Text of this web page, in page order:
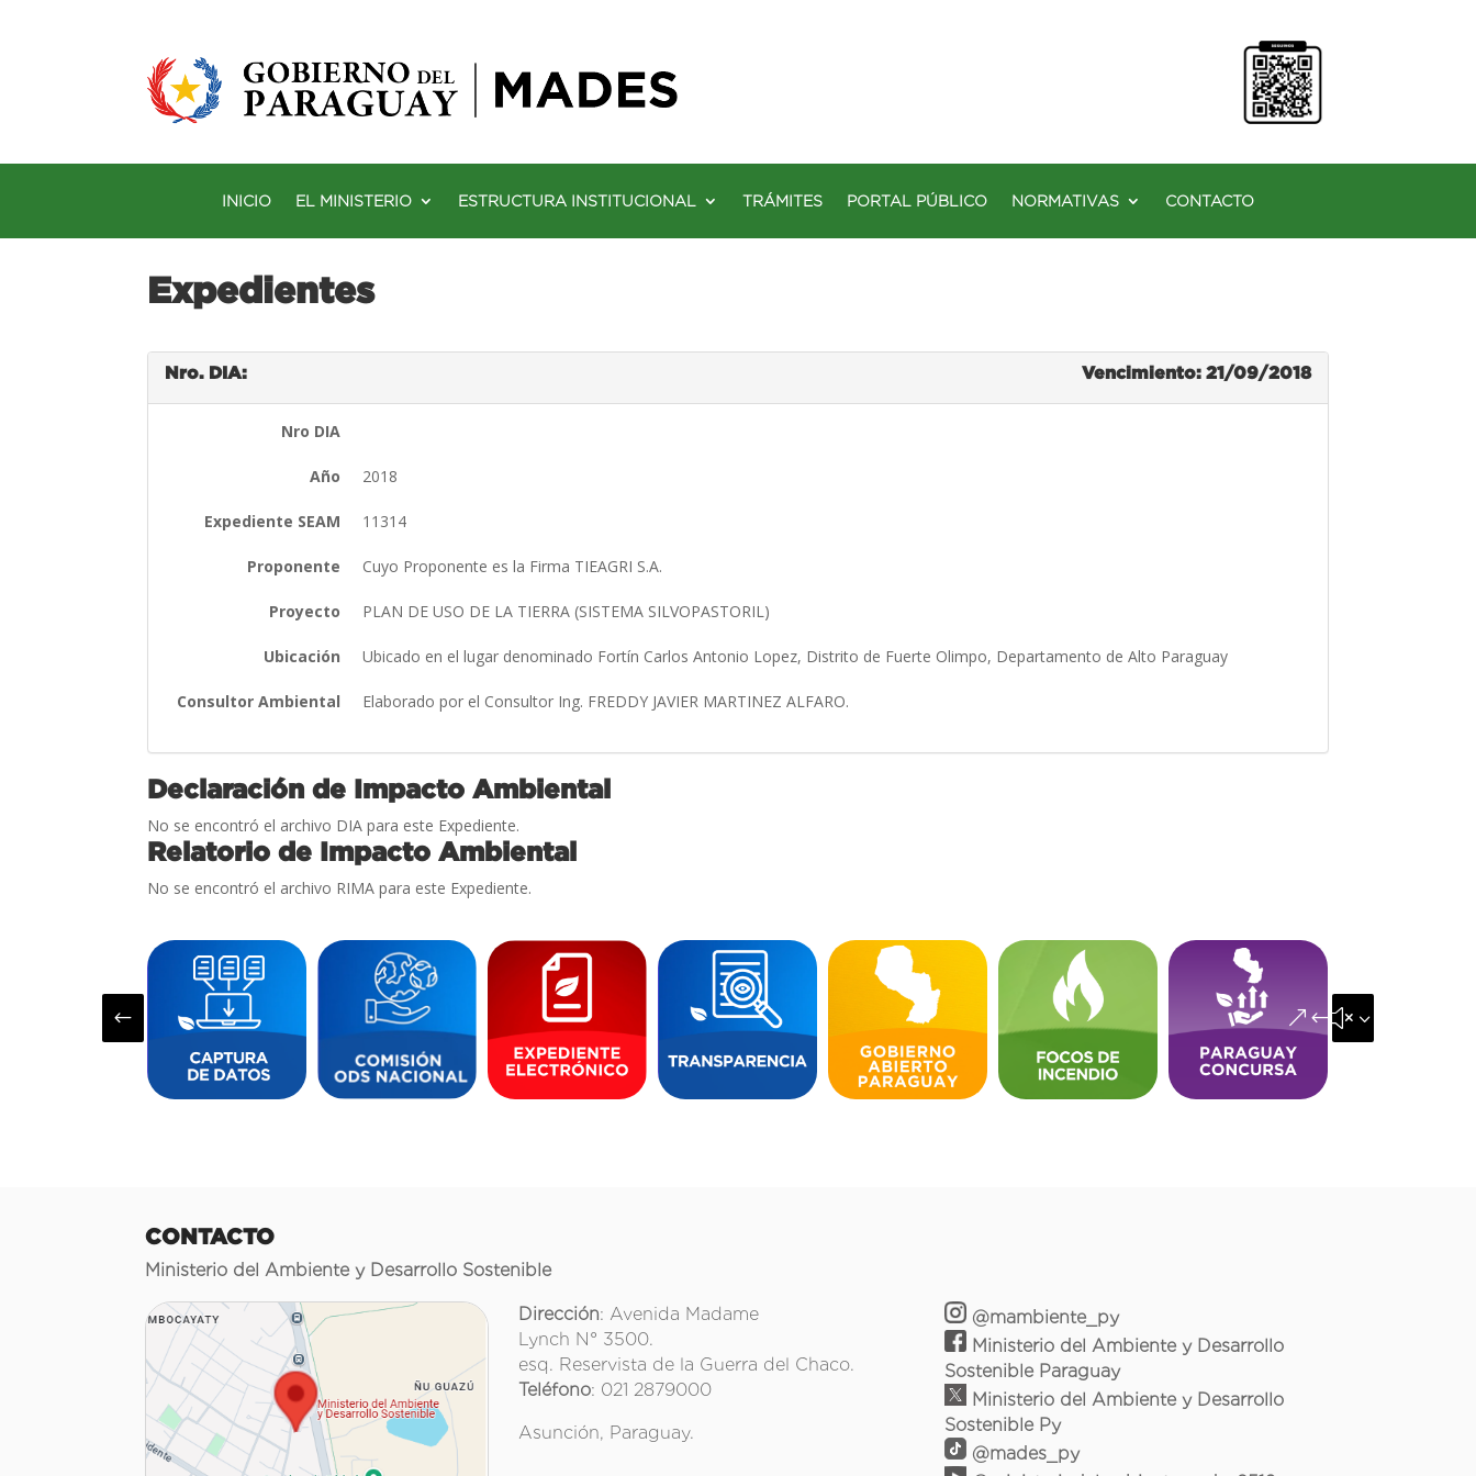
INICIO EL MINISTERIO ESTRUCTURA INSTITUCIONAL TRÁMITES PORTAL PÚBLICO NORMATIVAS CONTACTO
Expedientes
Nro. DIA: Vencimiento: 21/09/2018
Nro DIA
Año 2018
Expediente SEAM 11314
Proponente Cuyo Proponente es la Firma TIEAGRI S.A.
Proyecto PLAN DE USO DE LA TIERRA (SISTEMA SILVOPASTORIL)
Ubicación Ubicado en el lugar denominado Fortín Carlos Antonio Lopez, Distrito de Fuerte Olimpo, Departamento de Alto Paraguay
Consultor Ambiental Elaborado por el Consultor Ing. FREDDY JAVIER MARTINEZ ALFARO.
Declaración de Impacto Ambiental
No se encontró el archivo DIA para este Expediente.
Relatorio de Impacto Ambiental
No se encontró el archivo RIMA para este Expediente.
# &#x35;
CONTACTO
Ministerio del Ambiente y Desarrollo Sostenible
Dirección: Avenida Madame
Lynch N° 3500.
esq. Reservista de la Guerra del Chaco.
Teléfono: 021 2879000
Asunción, Paraguay.
@mambiente_py
Ministerio del Ambiente y Desarrollo
Sostenible Paraguay
Ministerio del Ambiente y Desarrollo
Sostenible Py
@mades_py